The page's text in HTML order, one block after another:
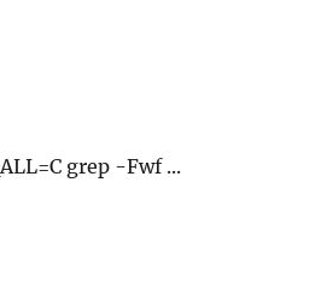
grep -Fwf ...